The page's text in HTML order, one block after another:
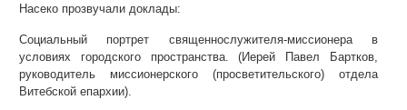
Насеко прозвучали доклады:
Социальный портрет священнослужителя-миссионера в
условиях городского пространства. (Иерей Павел Бартков,
руководитель миссионерского (просветительского) отдела
Витебской епархии).